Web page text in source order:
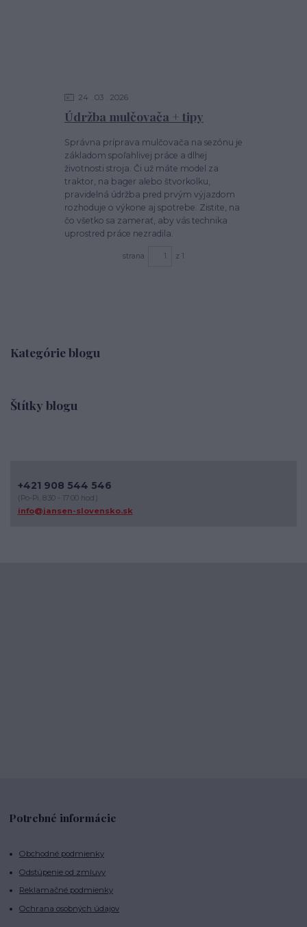
Kategórie blogu
Štítky blogu
+421 908 544 546
(Po-Pi, 8:30 - 17:00 hod.)
info@jansen-slovensko.sk
Údržba mulčovača + tipy
24 03 2026
Správna príprava mulčovača na sezónu je
základom spoľahlivej práce a dlhej
životnosti stroja. Či už máte model za
traktor, na bager alebo štvorkolku,
pravidelná údržba pred prvým výjazdom
rozhoduje o výkone aj spotrebe. Zistite, na
čo všetko sa zamerať, aby vás technika
uprostred práce nezradila.
strana z 1
Potrebné informácie
Obchodné podmienky
Odstúpenie od zmluvy
Reklamačné podmienky
Ochrana osobných údajov